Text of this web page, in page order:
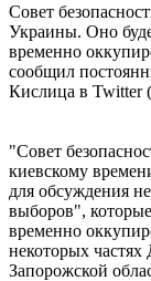
Совет
Украины. Оно
временно
сообщил
Кислица в Twitter (
"Совет
киевскому
для обсуждения
выборов",
временно
некоторых
Запорожской